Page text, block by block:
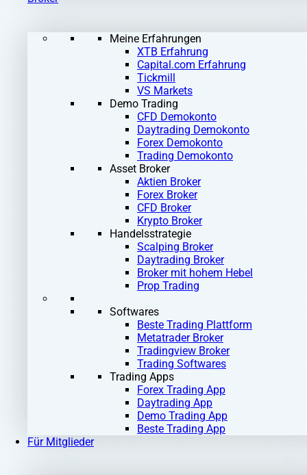
Meine Erfahrungen
XTB Erfahrung
Capital.com Erfahrung
Tickmill
VS Markets
Demo Trading
CFD Demokonto
Daytrading Demokonto
Forex Demokonto
Trading Demokonto
Asset Broker
Aktien Broker
Forex Broker
CFD Broker
Krypto Broker
Handelsstrategie
Scalping Broker
Daytrading Broker
Broker mit hohem Hebel
Prop Trading
Softwares
Beste Trading Plattform
Metatrader Broker
Tradingview Broker
Trading Softwares
Trading Apps
Forex Trading App
Daytrading App
Demo Trading App
Beste Trading App
Für Mitglieder